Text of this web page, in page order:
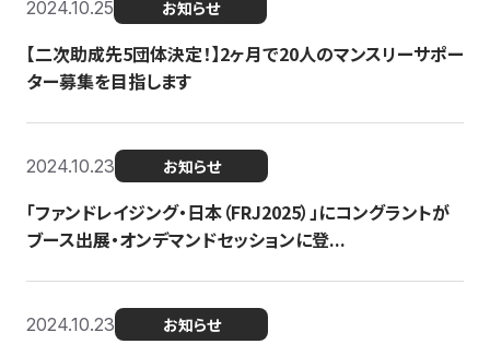
2024.10.25 お知らせ
【二次助成先5団体決定！】2ヶ月で20人のマンスリーサポー
ター募集を目指します
2024.10.23 お知らせ
「ファンドレイジング・日本（FRJ2025）」にコングラントが
ブース出展・オンデマンドセッションに登...
2024.10.23 お知らせ